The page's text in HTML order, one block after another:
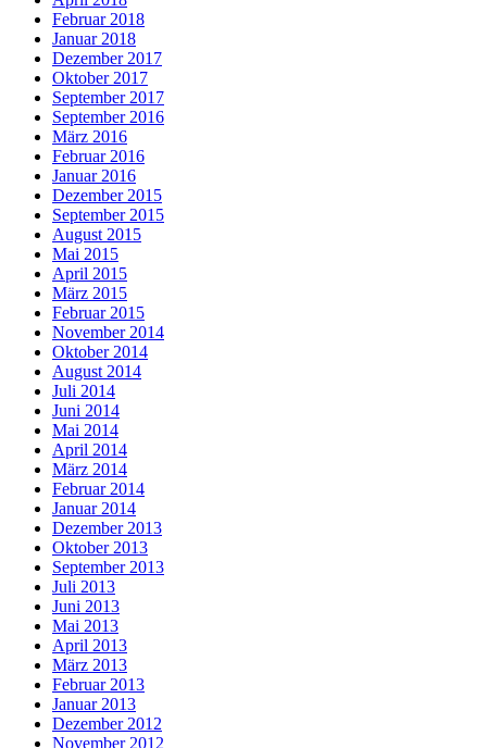
Februar 2018
Januar 2018
Dezember 2017
Oktober 2017
September 2017
September 2016
März 2016
Februar 2016
Januar 2016
Dezember 2015
September 2015
August 2015
Mai 2015
April 2015
März 2015
Februar 2015
November 2014
Oktober 2014
August 2014
Juli 2014
Juni 2014
Mai 2014
April 2014
März 2014
Februar 2014
Januar 2014
Dezember 2013
Oktober 2013
September 2013
Juli 2013
Juni 2013
Mai 2013
April 2013
März 2013
Februar 2013
Januar 2013
Dezember 2012
November 2012